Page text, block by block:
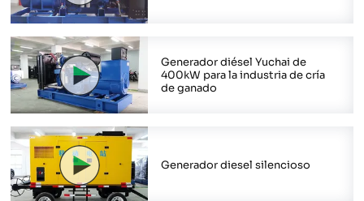
Generador diésel Yuchai de
400kW para la industria de cría
de ganado
Generador diesel silencioso